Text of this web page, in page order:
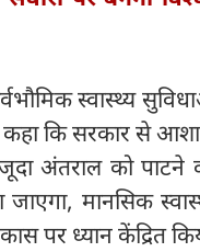
स्वास्थ्य
कि सरकार से
अंतराल को
जाएगा, मानसिक
पर ध्यान केंद्रित